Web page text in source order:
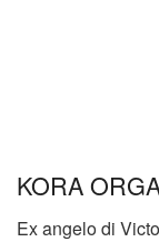
KORA
Ex angelo di